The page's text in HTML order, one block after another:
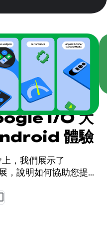
I/O 大
體驗
，我們展示了
，說明如何協助您提升
高開發效率。